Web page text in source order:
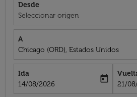
Desde
Seleccionar origen
A
Chicago (ORD), Estados Unidos
Ida
fc-booking-departure-date-aria-label
14/08/2026
today
fc-
21/